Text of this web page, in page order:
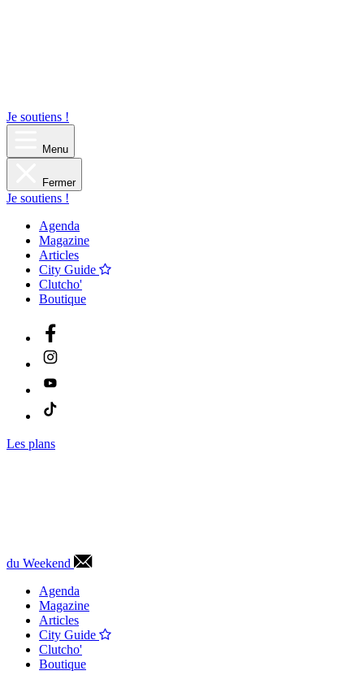
Je soutiens !
Menu
Fermer
Je soutiens !
Agenda
Magazine
Articles
City Guide
Clutcho'
Boutique
Les plans
du Weekend
Agenda
Magazine
Articles
City Guide
Clutcho'
Boutique